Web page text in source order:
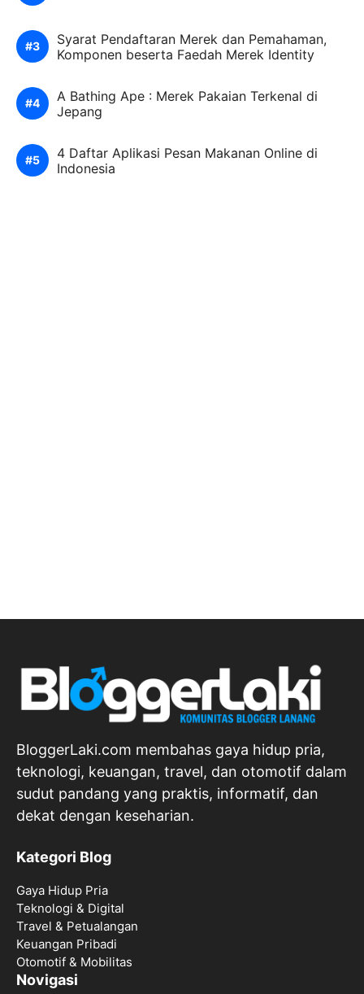
Syarat Pendaftaran Merek dan Pemahaman,
Komponen beserta Faedah Merek Identity
A Bathing Ape : Merek Pakaian Terkenal di
Jepang
4 Daftar Aplikasi Pesan Makanan Online di
Indonesia
BloggerLaki.com membahas gaya hidup pria,
teknologi, keuangan, travel, dan otomotif dalam
sudut pandang yang praktis, informatif, dan
dekat dengan keseharian.
Kategori Blog
Gaya Hidup Pria
Teknologi & Digital
Travel & Petualangan
Keuangan Pribadi
Otomotif & Mobilitas
Novigasi